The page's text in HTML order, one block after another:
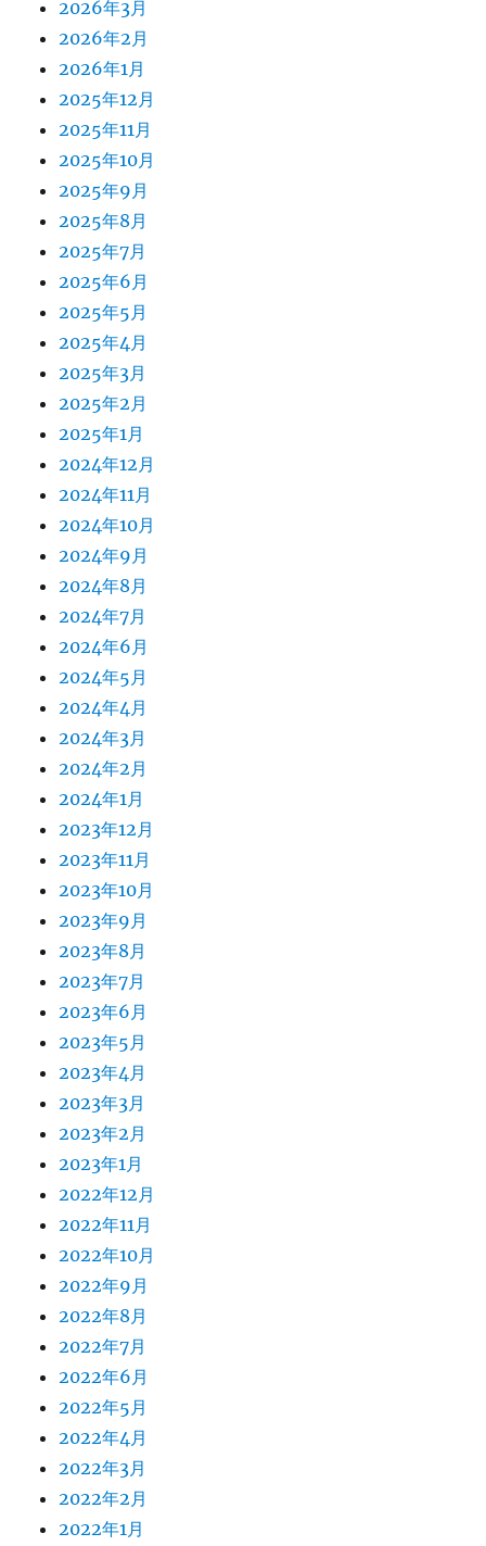
2026年3月
2026年2月
2026年1月
2025年12月
2025年11月
2025年10月
2025年9月
2025年8月
2025年7月
2025年6月
2025年5月
2025年4月
2025年3月
2025年2月
2025年1月
2024年12月
2024年11月
2024年10月
2024年9月
2024年8月
2024年7月
2024年6月
2024年5月
2024年4月
2024年3月
2024年2月
2024年1月
2023年12月
2023年11月
2023年10月
2023年9月
2023年8月
2023年7月
2023年6月
2023年5月
2023年4月
2023年3月
2023年2月
2023年1月
2022年12月
2022年11月
2022年10月
2022年9月
2022年8月
2022年7月
2022年6月
2022年5月
2022年4月
2022年3月
2022年2月
2022年1月